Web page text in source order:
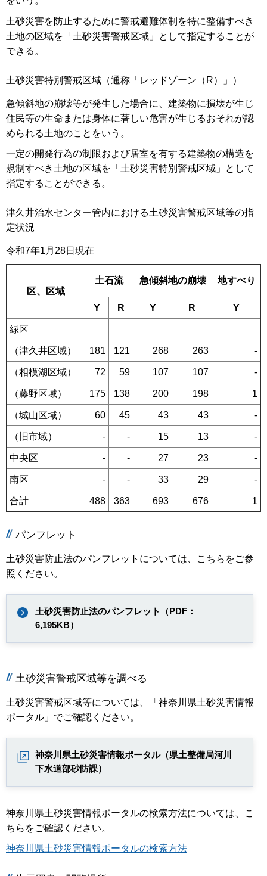
土砂災害を防止するために警戒避難体制を特に整備すべき
土地の区域を「土砂災害警戒区域」として指定することが
できる。
土砂災害特別警戒区域（通称「レッドゾーン（R）」）
急傾斜地の崩壊等が発生した場合に、建築物に損壊が生じ
住民等の生命または身体に著しい危害が生じるおそれが認
められる土地のことをいう。
一定の開発行為の制限および居室を有する建築物の構造を
規制すべき土地の区域を「土砂災害特別警戒区域」として
指定することができる。
津久井治水センター管内における土砂災害警戒区域等の指
定状況
令和7年1月28日現在
区、区域
土石流 急傾斜地の崩壊 地すべり
Y R Y R Y
緑区
（津久井区域） 181 121 268 263 -
（相模湖区域） 72 59 107 107 -
（藤野区域） 175 138 200 198 1
（城山区域） 60 45 43 43 -
（旧市域） - - 15 13 -
中央区 - - 27 23 -
南区 - - 33 29 -
合計 488 363 693 676 1
パンフレット
土砂災害防止法のパンフレットについては、こちらをご参
照ください。
土砂災害防止法のパンフレット（PDF：
6,195KB）
土砂災害警戒区域等を調べる
土砂災害警戒区域等については、「神奈川県土砂災害情報
ポータル」でご確認ください。
神奈川県土砂災害情報ポータル（県土整備局河川
下水道部砂防課）
神奈川県土砂災害情報ポータルの検索方法については、こ
ちらをご確認ください。
神奈川県土砂災害情報ポータルの検索方法